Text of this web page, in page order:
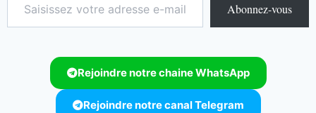
Abonnez-vous
Rejoindre notre chaine WhatsApp
Rejoindre notre canal Telegram